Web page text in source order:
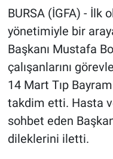
BURSA (İGFA) - İlk
yönetimiyle bir
Başkanı Mustafa
çalışanlarını
14 Mart Tıp
takdim etti. Hasta
sohbet eden
dileklerini iletti.